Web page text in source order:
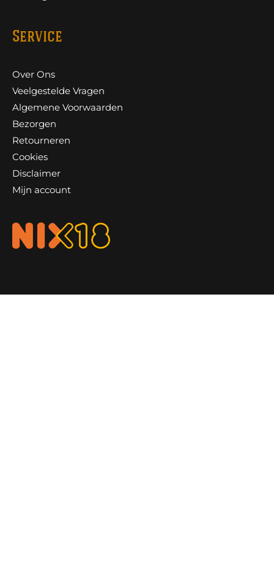
Service
Over Ons
Veelgestelde Vragen
Algemene Voorwaarden
Bezorgen
Retourneren
Cookies
Disclaimer
Mijn account